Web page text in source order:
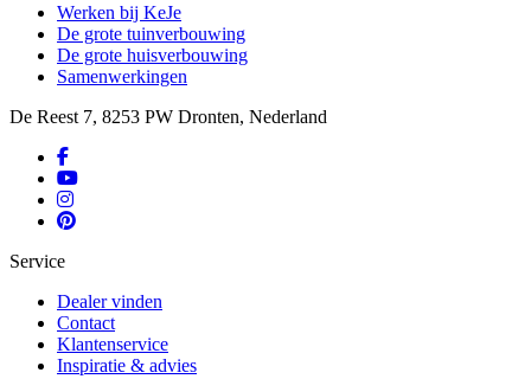
Werken bij KeJe
De grote tuinverbouwing
De grote huisverbouwing
Samenwerkingen
De Reest 7, 8253 PW Dronten, Nederland
Service
Dealer vinden
Contact
Klantenservice
Inspiratie & advies